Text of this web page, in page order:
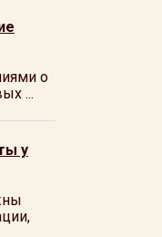
о
...
у